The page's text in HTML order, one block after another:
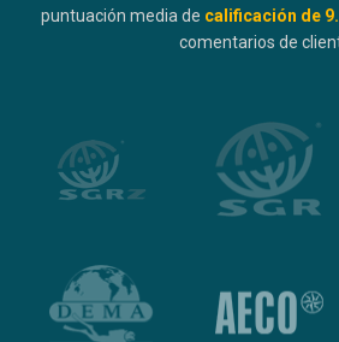
puntuación media de calificación de
comentarios de